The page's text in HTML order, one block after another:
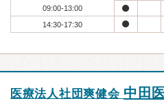
09:00-13:00
14:30-17:30
医療法人社団爽健会 中田